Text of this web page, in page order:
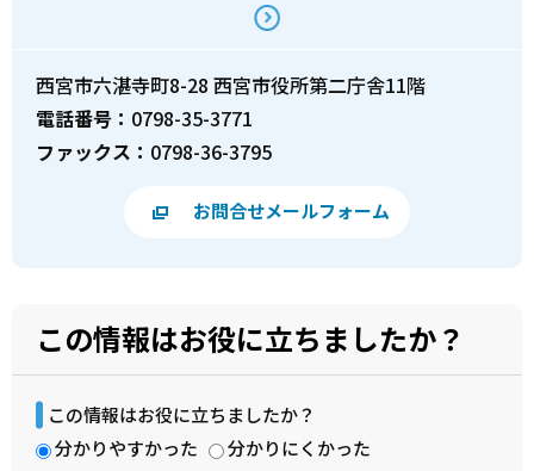
西宮市六湛寺町8-28 西宮市役所第二庁舎11階
電話番号： 0798-35-3771
ファックス： 0798-36-3795
お問合せメールフォーム
この情報はお役に立ちましたか？
この情報はお役に立ちましたか？
分かりやすかった
分かりにくかった